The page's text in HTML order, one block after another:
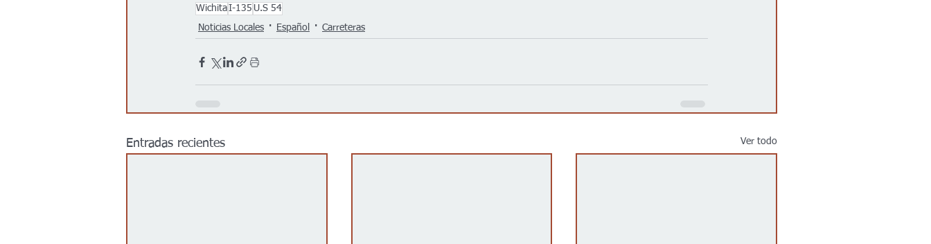
WichitaI-135 U.S 54
Noticias Locales
Español Carreteras
Entradas recientes Ver todo